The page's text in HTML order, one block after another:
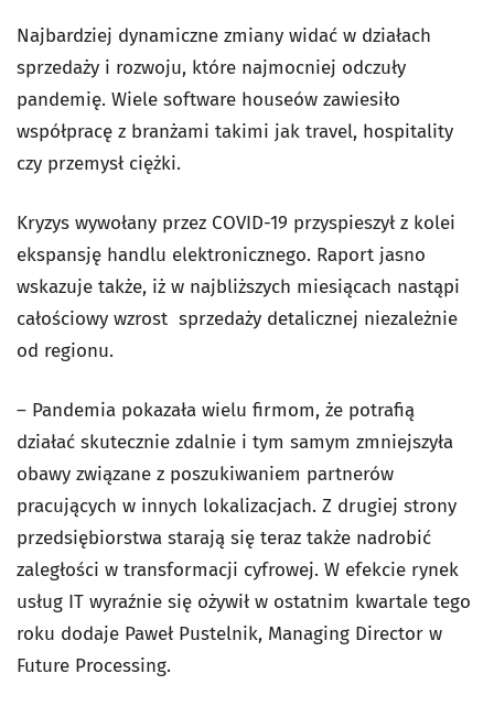
Najbardziej dynamiczne zmiany widać w działach
sprzedaży i rozwoju, które najmocniej odczuły
pandemię. Wiele software houseów zawiesiło
współpracę z branżami takimi jak travel, hospitality
czy przemysł ciężki.
Kryzys wywołany przez COVID-19 przyspieszył z kolei
ekspansję handlu elektronicznego. Raport jasno
wskazuje także, iż w najbliższych miesiącach nastąpi
całościowy wzrost sprzedaży detalicznej niezależnie
od regionu.
– Pandemia pokazała wielu firmom, że potrafią
działać skutecznie zdalnie i tym samym zmniejszyła
obawy związane z poszukiwaniem partnerów
pracujących w innych lokalizacjach. Z drugiej strony
przedsiębiorstwa starają się teraz także nadrobić
zaległości w transformacji cyfrowej. W efekcie rynek
usług IT wyraźnie się ożywił w ostatnim kwartale tego
roku dodaje Paweł Pustelnik, Managing Director w
Future Processing.